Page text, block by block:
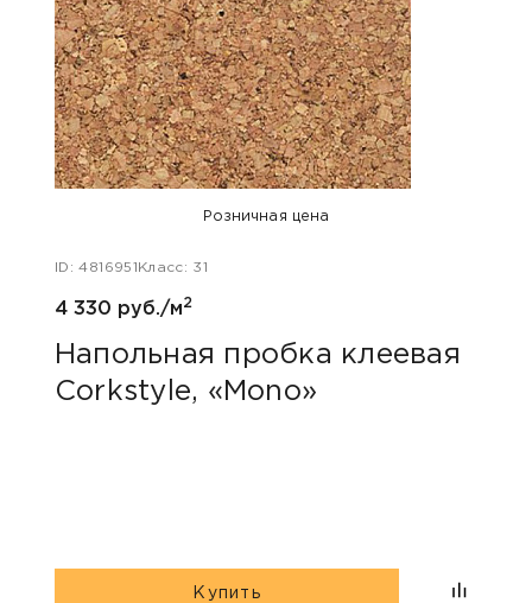
Розничная цена
ID: 4816951 Класс: 31
4 330 руб./м2
Напольная пробка клеевая
Corkstyle, «Mono»
Купить